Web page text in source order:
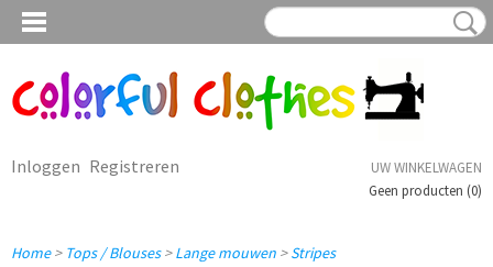
Inloggen Registreren
UW WINKELWAGEN
Geen producten (0)
Home> Tops / Blouses>Lange mouwen >Stripes